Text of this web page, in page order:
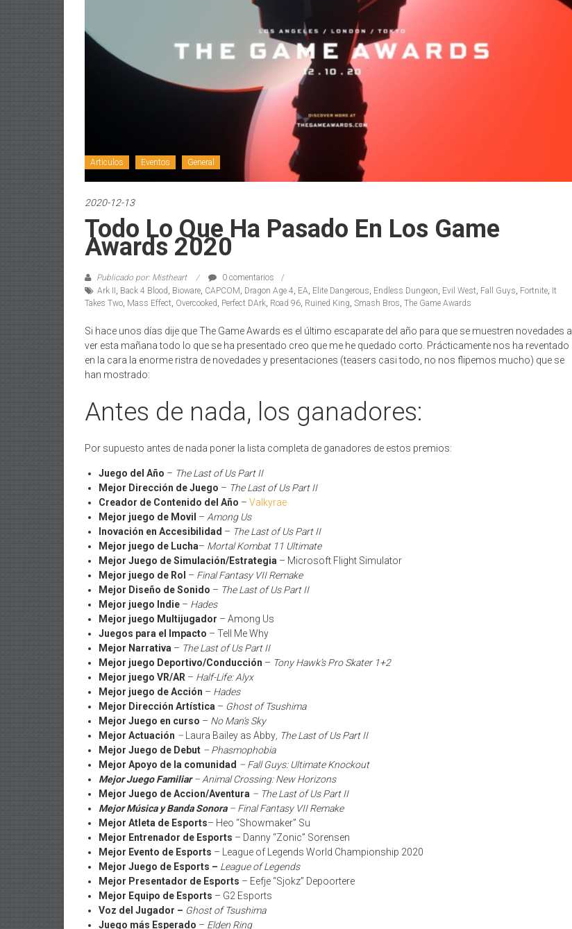
Articulos Eventos General
2020-12-13
Todo Lo Que Ha Pasado En Los Game
Awards 2020
Publicado por: Mistheart
0 comentarios
Ark II , Back 4 Blood, Bioware, CAPCOM, Dragon Age 4, EA, Elite Dangerous, Endless Dungeon, Evil West, Fall Guys, Fortnite, It
Takes Two, Mass Effect, Overcooked, Perfect DArk, Road 96, Ruined King, Smash Bros, The Game Awards
Si hace unos días dije que The Game Awards es el último escaparate del año para que se muestren novedades al
ver esta mañana todo lo que se ha presentado creo que me he quedado corto. Prácticamente nos ha reventado
en la cara la enorme ristra de novedades y presentaciones (teasers casi todo, no nos flipemos mucho) que se
han mostrado:
Antes de nada, los ganadores:
Por supuesto antes de nada poner la lista completa de ganadores de estos premios:
Juego del Año – The Last of Us Part II
Mejor Dirección de Juego – The Last of Us Part II
Creador de Contenido del Año – Valkyrae
Mejor juego de Movil – Among Us
Inovación en Accesibilidad – The Last of Us Part II
Mejor juego de Lucha– Mortal Kombat 11 Ultimate
Mejor Juego de Simulación/Estrategia – Microsoft Flight Simulator
Mejor juego de Rol – Final Fantasy VII Remake
Mejor Diseño de Sonido – The Last of Us Part II
Mejor juego Indie – Hades
Mejor juego Multijugador – Among Us
Juegos para el Impacto – Tell Me Why
Mejor Narrativa – The Last of Us Part II
Mejor juego Deportivo/Conducción – Tony Hawk’s Pro Skater 1+2
Mejor juego VR/AR – Half-Life: Alyx
Mejor juego de Acción – Hades
Mejor Dirección Artística – Ghost of Tsushima
Mejor Juego en curso – No Man’s Sky
Mejor Actuación – Laura Bailey as Abby, The Last of Us Part II
Mejor Juego de Debut – Phasmophobia
Mejor Apoyo de la comunidad – Fall Guys: Ultimate Knockout
Mejor Juego Familiar– Animal Crossing: New Horizons
Mejor Juego de Accion/Aventura – The Last of Us Part II
Mejor Música y Banda Sonora – Final Fantasy VII Remake
Mejor Atleta de Esports– Heo “Showmaker” Su
Mejor Entrenador de Esports – Danny “Zonic” Sorensen
Mejor Evento de Esports – League of Legends World Championship 2020
Mejor Juego de Esports – League of Legends
Mejor Presentador de Esports – Eefje “Sjokz” Depoortere
Mejor Equipo de Esports – G2 Esports
Voz del Jugador – Ghost of Tsushima
Juego más Esperado – Elden Ring